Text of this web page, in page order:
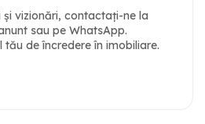
și vizionări, contactați-ne la
sau pe WhatsApp.
tău de încredere în imobiliare.